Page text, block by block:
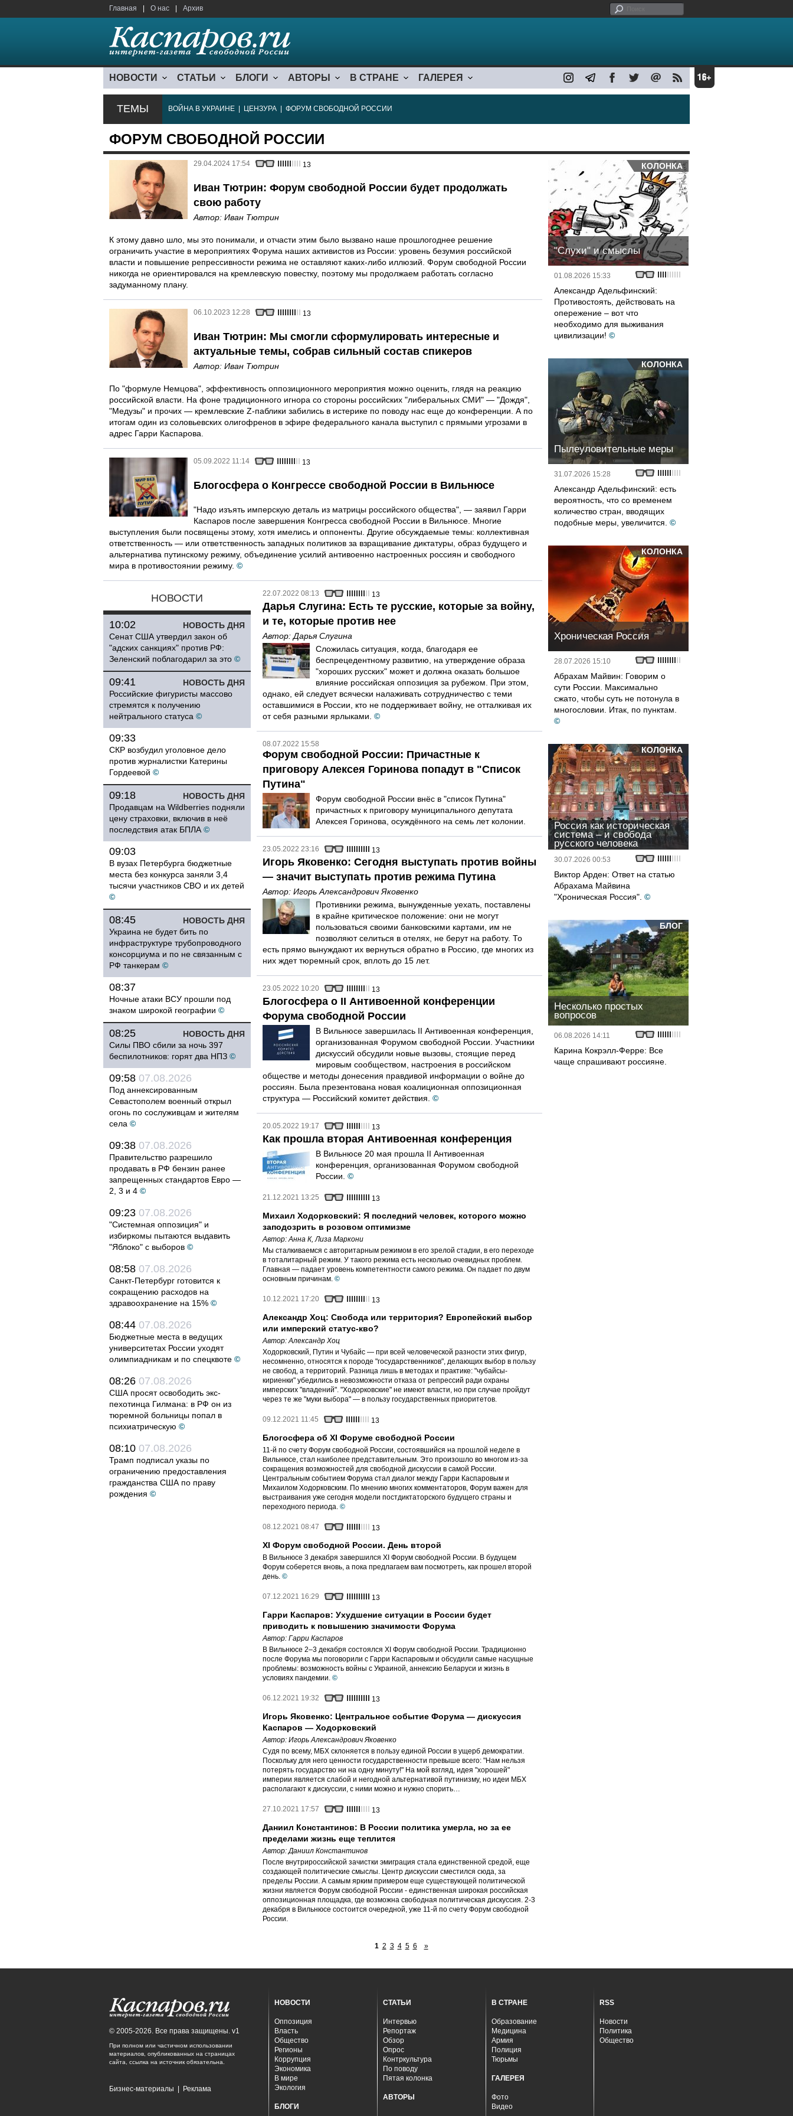
Главная О нас Архив
НОВОСТИ СТАТЬИ БЛОГИ АВТОРЫ В СТРАНЕ ГАЛЕРЕЯ
ТЕМЫ ВОЙНА В УКРАИНЕ ЦЕНЗУРА ФОРУМ СВОБОДНОЙ РОССИИ
ФОРУМ СВОБОДНОЙ РОССИИ
Главная/ ФОРУМ СВОБОДНОЙ РОССИИ
29.04.2024 17:54
13
Иван Тютрин: Форум свободной России будет продолжать
свою работу
Автор: Иван Тютрин
К этому давно шло, мы это понимали, и отчасти этим было вызвано наше прошлогоднее решение
ограничить участие в мероприятиях Форума наших активистов из России: уровень безумия российской
власти и повышение репрессивности режима не оставляют каких-либо иллюзий. Форум свободной России
никогда не ориентировался на кремлевскую повестку, поэтому мы продолжаем работать согласно
задуманному плану.
06.10.2023 12:28 13
Иван Тютрин: Мы смогли сформулировать интересные и
актуальные темы, собрав сильный состав спикеров
Автор: Иван Тютрин
По "формуле Немцова", эффективность оппозиционного мероприятия можно оценить, глядя на реакцию
российской власти. На фоне традиционного игнора со стороны российских "либеральных СМИ" — "Дождя",
"Медузы" и прочих — кремлевские Z-паблики забились в истерике по поводу нас еще до конференции. А по
итогам один из соловьевских олигофренов в эфире федерального канала выступил с прямыми угрозами в
адрес Гарри Каспарова.
05.09.2022 11:14 13
Блогосфера о Конгрессе свободной России в Вильнюсе
"Надо изъять имперскую деталь из матрицы российского общества", — заявил Гарри
Каспаров после завершения Конгресса свободной России в Вильнюсе. Многие
выступления были посвящены этому, хотя имелись и оппоненты. Другие обсуждаемые темы: коллективная
ответственность — или ответственность западных политиков за взращивание диктатуры, образ будущего и
альтернатива путинскому режиму, объединение усилий антивоенно настроенных россиян и свободного
мира в противостоянии режиму. ©
НОВОСТИ
НОВОСТЬ ДНЯ
10:02
Сенат США утвердил закон об
"адских санкциях" против РФ:
Зеленский поблагодарил за это ©
НОВОСТЬ ДНЯ
09:41
Российские фигуристы массово
стремятся к получению
нейтрального статуса ©
09:33
СКР возбудил уголовное дело
против журналистки Катерины
Гордеевой ©
НОВОСТЬ ДНЯ
09:18
Продавцам на Wildberries подняли
цену страховки, включив в неё
последствия атак БПЛА ©
09:03
В вузах Петербурга бюджетные
места без конкурса заняли 3,4
тысячи участников СВО и их детей
©
НОВОСТЬ ДНЯ
08:45
Украина не будет бить по
инфраструктуре трубопроводного
консорциума и по не связанным с
РФ танкерам ©
08:37
Ночные атаки ВСУ прошли под
знаком широкой географии ©
НОВОСТЬ ДНЯ
08:25
Силы ПВО сбили за ночь 397
беспилотников: горят два НПЗ ©
09:58 07.08.2026
Под аннексированным
Севастополем военный открыл
огонь по сослуживцам и жителям
села ©
09:38 07.08.2026
Правительство разрешило
продавать в РФ бензин ранее
запрещенных стандартов Евро —
2, 3 и 4 ©
09:23 07.08.2026
"Системная оппозиция" и
избиркомы пытаются выдавить
"Яблоко" с выборов ©
08:58 07.08.2026
Санкт-Петербург готовится к
сокращению расходов на
здравоохранение на 15% ©
08:44 07.08.2026
Бюджетные места в ведущих
университетах России уходят
олимпиадникам и по спецквоте ©
08:26 07.08.2026
США просят освободить экс-
пехотинца Гилмана: в РФ он из
тюремной больницы попал в
психиатрическую ©
08:10 07.08.2026
Трамп подписал указы по
ограничению предоставления
гражданства США по праву
рождения ©
22.07.2022 08:13 13
Дарья Слугина: Есть те русские, которые за войну,
и те, которые против нее
Автор: Дарья Слугина
Сложилась ситуация, когда, благодаря ее
беспрецедентному развитию, на утверждение образа
"хороших русских" может и должна оказать большое
влияние российская оппозиция за рубежом. При этом,
однако, ей следует всячески налаживать сотрудничество с теми
оставшимися в России, кто не поддерживает войну, не отталкивая их
от себя разными ярлыками. ©
08.07.2022 15:58
Форум свободной России: Причастные к
приговору Алексея Горинова попадут в "Список
Путина"
Форум свободной России внёс в "список Путина"
причастных к приговору муниципального депутата
Алексея Горинова, осуждённого на семь лет колонии.
23.05.2022 23:16 13
Игорь Яковенко: Сегодня выступать против войны
— значит выступать против режима Путина
Автор: Игорь Александрович Яковенко
Противники режима, вынужденные уехать, поставлены
в крайне критическое положение: они не могут
пользоваться своими банковскими картами, им не
позволяют селиться в отелях, не берут на работу. То
есть прямо вынуждают их вернуться обратно в Россию, где многих из
них ждет тюремный срок, вплоть до 15 лет.
23.05.2022 10:20 13
Блогосфера о II Антивоенной конференции
Форума свободной России
В Вильнюсе завершилась II Антивоенная конференция,
организованная Форумом свободной России. Участники
дискуссий обсудили новые вызовы, стоящие перед
мировым сообществом, настроения в российском
обществе и методы донесения правдивой информации о войне до
россиян. Была презентована новая коалиционная оппозиционная
структура — Российский комитет действия. ©
20.05.2022 19:17 13
Как прошла вторая Антивоенная конференция
В Вильнюсе 20 мая прошла II Антивоенная
конференция, организованная Форумом свободной
России. ©
21.12.2021 13:25 13
Михаил Ходорковский: Я последний человек, которого можно
заподозрить в розовом оптимизме
Автор:Анна К,Лиза Маркони
Мы сталкиваемся с авторитарным режимом в его зрелой стадии, в его переходе
в тоталитарный режим. У такого режима есть несколько очевидных проблем.
Главная — падает уровень компетентности самого режима. Он падает по двум
основным причинам. ©
10.12.2021 17:20 13
Александр Хоц: Свобода или территория? Европейский выбор
или имперский статус-кво?
Автор:Александр Хоц
Ходорковский, Путин и Чубайс — при всей человеческой разности этих фигур,
несомненно, относятся к породе "государственников", делающих выбор в пользу
не свобод, а территорий. Разница лишь в методах и практике: "чубайсы-
кириенки" убедились в невозможности отказа от репрессий ради охраны
имперских "владений". "Ходорковские" не имеют власти, но при случае пройдут
через те же "муки выбора" — в пользу государственных приоритетов.
09.12.2021 11:45 13
Блогосфера об XI Форуме свободной России
11-й по счету Форум свободной России, состоявшийся на прошлой неделе в
Вильнюсе, стал наиболее представительным. Это произошло во многом из-за
сокращения возможностей для свободной дискуссии в самой России.
Центральным событием Форума стал диалог между Гарри Каспаровым и
Михаилом Ходорковским. По мнению многих комментаторов, Форум важен для
выстраивания уже сегодня модели постдиктаторского будущего страны и
переходного периода. ©
08.12.2021 08:47 13
XI Форум свободной России. День второй
В Вильнюсе 3 декабря завершился XI Форум свободной России. В будущем
Форум соберется вновь, а пока предлагаем вам посмотреть, как прошел второй
день. ©
07.12.2021 16:29 13
Гарри Каспаров: Ухудшение ситуации в России будет
приводить к повышению значимости Форума
Автор: Гарри Каспаров
В Вильнюсе 2–3 декабря состоялся ХI Форум свободной России. Традиционно
после Форума мы поговорили с Гарри Каспаровым и обсудили самые насущные
проблемы: возможность войны с Украиной, аннексию Беларуси и жизнь в
условиях пандемии. ©
06.12.2021 19:32 13
Игорь Яковенко: Центральное событие Форума — дискуссия
Каспаров — Ходорковский
Автор: Игорь Александрович Яковенко
Судя по всему, МБХ склоняется в пользу единой России в ущерб демократии.
Поскольку для него ценности государственности превыше всего: "Нам нельзя
потерять государство ни на одну минуту!" На мой взгляд, идея "хорошей"
империи является слабой и негодной альтернативой путинизму, но идеи МБХ
располагают к дискуссии, с ними можно и нужно спорить…
27.10.2021 17:57 13
Даниил Константинов: В России политика умерла, но за ее
пределами жизнь еще теплится
Автор:Даниил Константинов
После внутрироссийской зачистки эмиграция стала единственной средой, еще
создающей политические смыслы. Центр дискуссии сместился сюда, за
пределы России. А самым ярким примером еще существующей политической
жизни является Форум свободной России - единственная широкая российская
оппозиционная площадка, где возможна свободная политическая дискуссия. 2-3
декабря в Вильнюсе состоится очередной, уже 11-й по счету Форум свободной
России.
1 2 3 4 5 6 »
КОЛОНКА
"Слухи" и смыслы
01.08.2026 15:33
Александр Адельфинский:
Противостоять, действовать на
опережение – вот что
необходимо для выживания
цивилизации! ©
КОЛОНКА
Пылеуловительные меры
31.07.2026 15:28
Александр Адельфинский: есть
вероятность, что со временем
количество стран, вводящих
подобные меры, увеличится. ©
КОЛОНКА
Хроническая Россия
28.07.2026 15:10
Абрахам Майвин: Говорим о
сути России. Максимально
сжато, чтобы суть не потонула в
многословии. Итак, по пунктам.
©
КОЛОНКА
Россия как историческая
система – и свобода
русского человека
30.07.2026 00:53
Виктор Арден: Ответ на статью
Абрахама Майвина
"Хроническая Россия". ©
БЛОГ
Несколько простых
вопросов
06.08.2026 14:11
Карина Кокрэлл-Ферре: Все
чаще спрашивают россияне.
© 2005-2026. Все права защищены. v1
При полном или частичном использовании
материалов, опубликованных на страницах
сайта, ссылка на источник обязательна.
Бизнес-материалы Реклама
НОВОСТИ
Оппозиция
Власть
Общество
Регионы
Коррупция
Экономика
В мире
Экология
БЛОГИ
СТАТЬИ
Интервью
Репортаж
Обзор
Опрос
Контркультура
По поводу
Пятая колонка
АВТОРЫ
В СТРАНЕ
Образование
Медицина
Армия
Полиция
Тюрьмы
ГАЛЕРЕЯ
Фото
Видео
RSS
Новости
Политика
Общество